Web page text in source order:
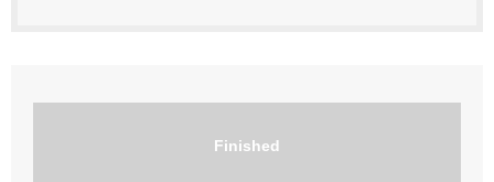
Finished